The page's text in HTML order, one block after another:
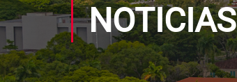
NOTICIAS